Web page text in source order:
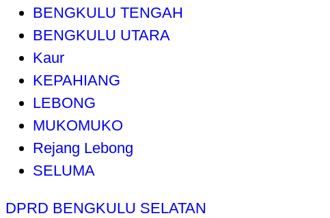
BENGKULU TENGAH
BENGKULU UTARA
Kaur
KEPAHIANG
LEBONG
MUKOMUKO
Rejang Lebong
SELUMA
DPRD BENGKULU SELATAN